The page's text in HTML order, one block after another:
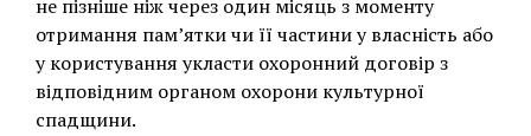
не пізніше ніж через один місяць з моменту
отримання пам’ятки чи її частини у власність або
у користування укласти охоронний договір з
відповідним органом охорони культурної
спадщини.